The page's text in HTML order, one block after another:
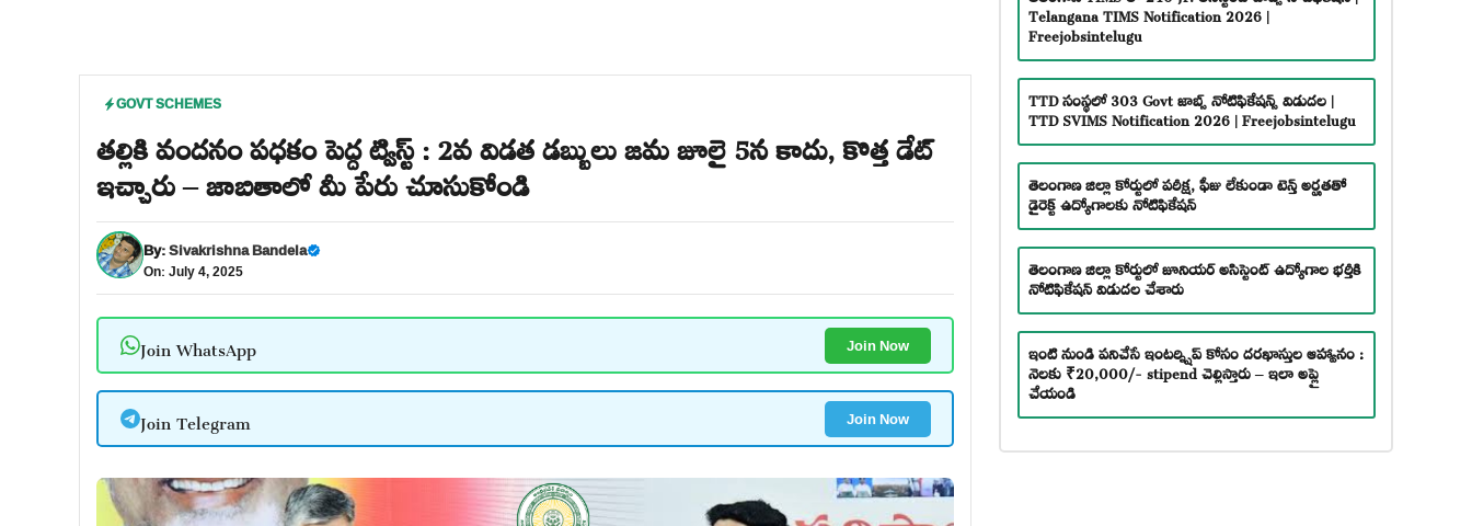
GOVT SCHEMES
తల్లికి వందనం పధకం పెద్ద ట్విస్ట్ : 2వ విడత డబ్బులు జమ జూలై 5న కాదు, కొత్త డేట్
ఇచ్చారు – జాబితాలో మీ పేరు చూసుకోండి
By:Sivakrishna Bandela
On: July 4, 2025
Join WhatsApp Join Now
Join Telegram Join Now
Telangana TIMS Notification 2026 |
Freejobsintelugu
TTD సంస్థలో 303 Govt జాబ్స్ నోటిఫికేషన్స్ విడుదల |
TTD SVIMS Notification 2026 | Freejobsintelugu
తెలంగాణ జిల్లా కోర్టులో పరీక్ష, ఫీజు లేకుండా టెన్త్ అర్హతతో
డైరెక్ట్ ఉద్యోగాలకు నోటిఫికేషన్
తెలంగాణ జిల్లా కోర్టులో జూనియర్ అసిస్టెంట్ ఉద్యోగాల భర్తీకి
నోటిఫికేషన్ విడుదల చేశారు
ఇంటి నుండి పనిచేసే ఇంటర్న్షిప్ కోసం దరఖాస్తుల ఆహ్వానం :
నెలకు ₹20,000/- stipend చెల్లిస్తారు – ఇలా అప్లై
చేయండి